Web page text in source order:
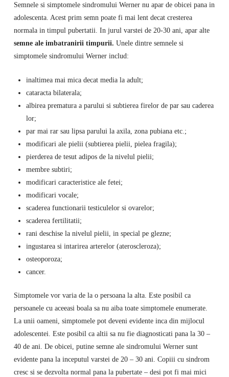
Semnele si simptomele sindromului Werner nu apar de obicei pana in
adolescenta. Acest prim semn poate fi mai lent decat cresterea
normala in timpul pubertatii. In jurul varstei de 20-30 ani, apar alte
semne ale imbatranirii timpurii. Unele dintre semnele si
simptomele sindromului Werner includ:
inaltimea mai mica decat media la adult;
cataracta bilaterala;
albirea prematura a parului si subtierea firelor de par sau caderea
lor;
par mai rar sau lipsa parului la axila, zona pubiana etc.;
modificari ale pielii (subtierea pielii, pielea fragila);
pierderea de tesut adipos de la nivelul pielii;
membre subtiri;
modificari caracteristice ale fetei;
modificari vocale;
scaderea functionarii testiculelor si ovarelor;
scaderea fertilitatii;
rani deschise la nivelul pielii, in special pe glezne;
ingustarea si intarirea arterelor (ateroscleroza);
osteoporoza;
cancer.
Simptomele vor varia de la o persoana la alta. Este posibil ca
persoanele cu aceeasi boala sa nu aiba toate simptomele enumerate.
La unii oameni, simptomele pot deveni evidente inca din mijlocul
adolescentei. Este posibil ca altii sa nu fie diagnosticati pana la 30 –
40 de ani. De obicei, putine semne ale sindromului Werner sunt
evidente pana la inceputul varstei de 20 – 30 ani. Copiii cu sindrom
cresc si se dezvolta normal pana la pubertate – desi pot fi mai mici